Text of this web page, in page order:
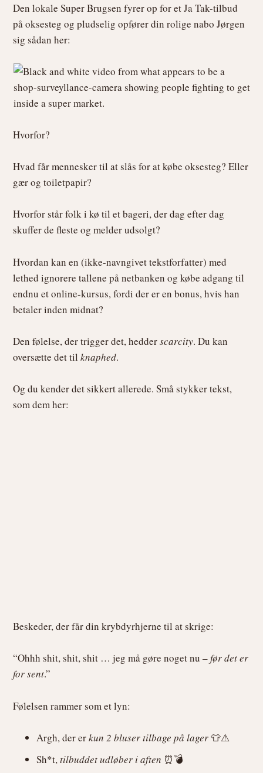
Den lokale Super Brugsen fyrer op for et Ja Tak-tilbud
på oksesteg og pludselig opfører din rolige nabo Jørgen
sig sådan her:
Hvorfor?
Hvad får mennesker til at slås for at købe oksesteg? Eller
gær og toiletpapir?
Hvorfor står folk i kø til et bageri, der dag efter dag
skuffer de fleste og melder udsolgt?
Hvordan kan en (ikke-navngivet tekstforfatter) med
lethed ignorere tallene på netbanken og købe adgang til
endnu et online-kursus, fordi der er en bonus, hvis han
betaler inden midnat?
Den følelse, der trigger det, hedderscarcity. Du kan
oversætte det tilknaphed.
Og du kender det sikkert allerede. Små stykker tekst,
som dem her:
Beskeder, der får din krybdyrhjerne til at skrige:
“Ohhh shit, shit, shit … jeg må gøre noget nu –før det er
for sent.”
Følelsen rammer som et lyn:
Argh, der erkun 2 bluser tilbage på lager👕⚠
Sh*t,tilbuddet udløber i aften ⏰💣